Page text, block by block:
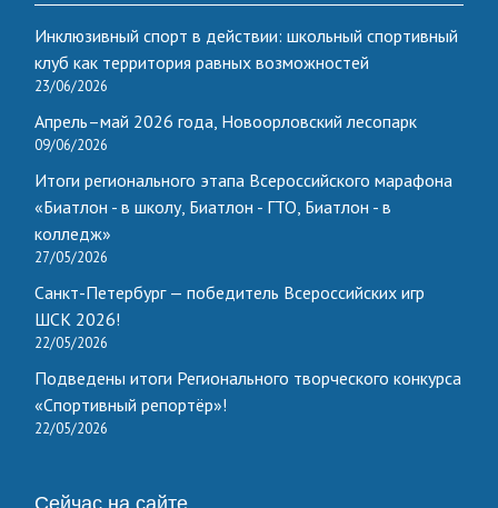
Инклюзивный спорт в действии: школьный спортивный
клуб как территория равных возможностей
23/06/2026
Апрель–май 2026 года, Новоорловский лесопарк
09/06/2026
Итоги регионального этапа Всероссийского марафона
«Биатлон - в школу, Биатлон - ГТО, Биатлон - в
колледж»
27/05/2026
Санкт-Петербург — победитель Всероссийских игр
ШСК 2026!
22/05/2026
Подведены итоги Регионального творческого конкурса
«Спортивный репортёр»!
22/05/2026